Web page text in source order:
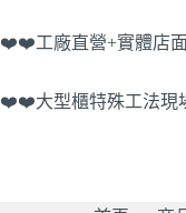
❤️❤️工廠直營+實體店
❤️❤️大型櫃特殊工法現